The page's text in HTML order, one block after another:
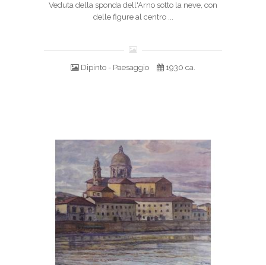
Veduta della sponda dell'Arno sotto la neve, con
delle figure al centro ...
Dipinto - Paesaggio 1930 ca.